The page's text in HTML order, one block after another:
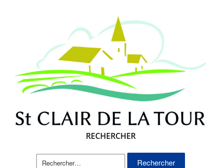
RECHERCHER
Rechercher :